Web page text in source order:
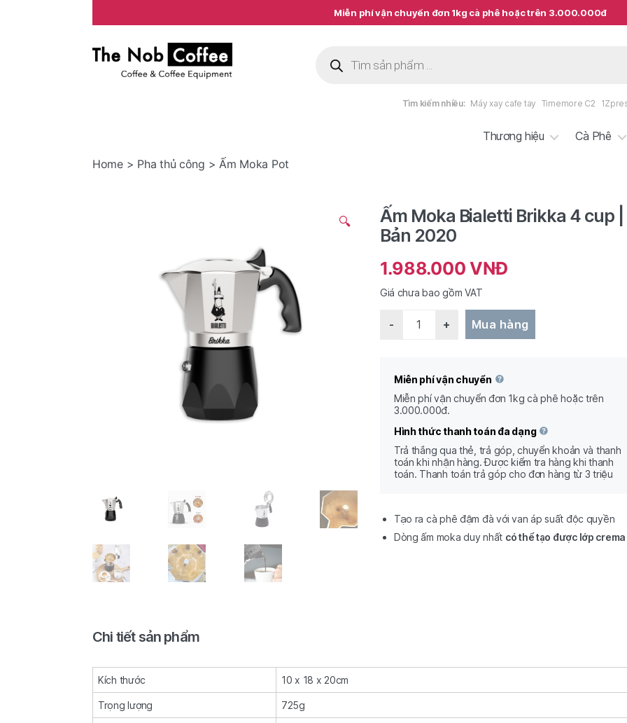
Miễn phí vận chuyển đơn 1kg cà phê hoặc trên 3.000.000đ
kiếm
Tìm kiếm nhiều: Máy xay cafe tay Timemore C2
Thương hiệu Cà Phê
Home> Pha thủ công > Ấm Moka Pot
🔍
Ấm Moka Bialetti Brikka 4 cup |
Bản 2020
1.988.000 VNĐ
Giá chưa bao gồm VAT
Mua hàng
Miễn phí vận chuyển
Miễn phí vận chuyển đơn 1kg cà phê hoặc trên
3.000.000đ.
Hình thức thanh toán đa dạng
Trả thắng qua thẻ, trả góp, chuyển khoản và thanh
toán khi nhận hàng. Được kiểm tra hàng khi thanh
toán. Thanh toán trả góp cho đơn hàng từ 3 triệu
Tạo ra cà phê đậm đà với van áp suất độc quyền
Dòng ấm moka duy nhất có thể tạo được lớp crema
Chi tiết sản phẩm
Kích thước 10 x 18 x 20cm
Trọng lượng 725g